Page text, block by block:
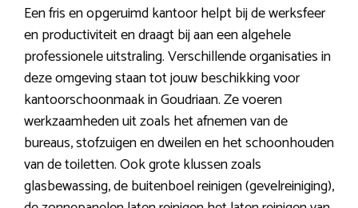
Een fris en opgeruimd kantoor helpt bij de werksfeer
en productiviteit en draagt bij aan een algehele
professionele uitstraling. Verschillende organisaties in
deze omgeving staan tot jouw beschikking voor
kantoorschoonmaak in Goudriaan. Ze voeren
werkzaamheden uit zoals het afnemen van de
bureaus, stofzuigen en dweilen en het schoonhouden
van de toiletten. Ook grote klussen zoals
glasbewassing, de buitenboel reinigen (gevelreiniging),